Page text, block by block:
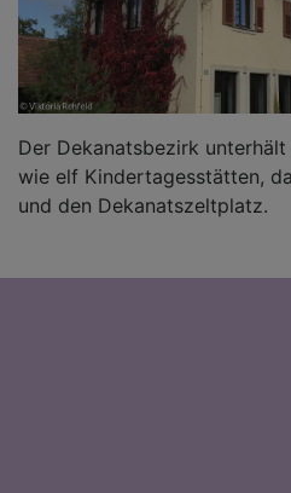
Der Dekanatsbezirk
wie elf Kindertagesstätten,
und den Dekanatszeltplatz.